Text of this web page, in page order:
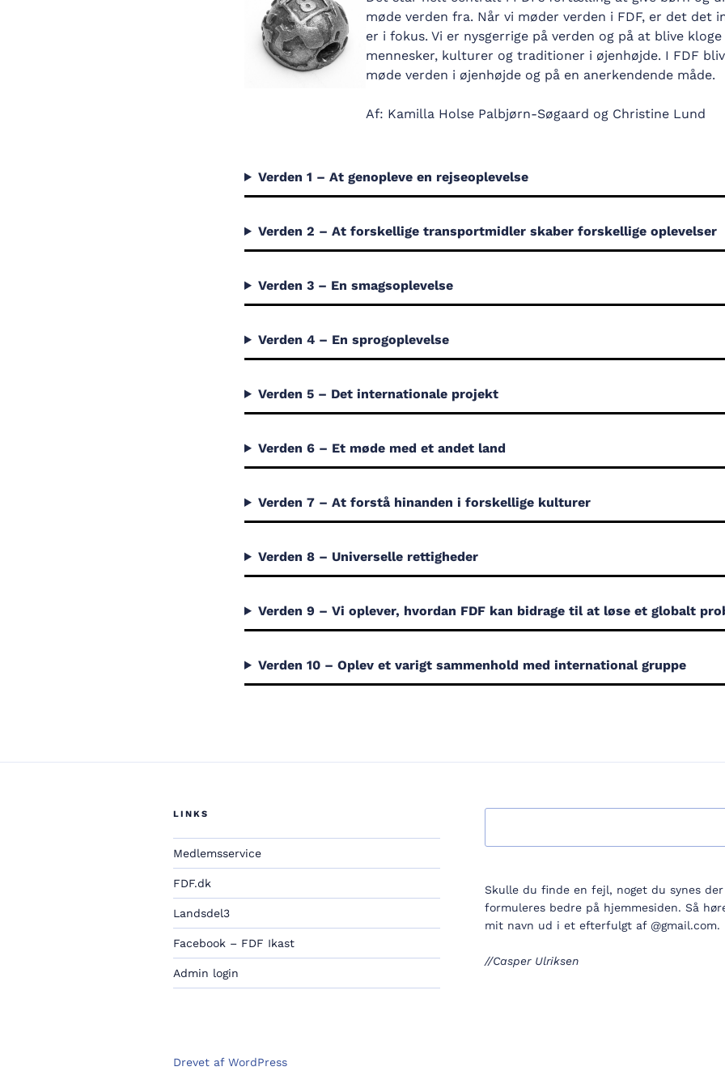
møde verden fra. Når vi møder verden i FDF, er det det
er i fokus. Vi er nysgerrige på verden og på at blive
mennesker, kulturer og traditioner i øjenhøjde. I FDF
møde verden i øjenhøjde og på en anerkendende måde.
Af: Kamilla Holse Palbjørn-Søgaard og Christine Lund
Verden 1 – At genopleve en rejseoplevelse
Verden 2 – At forskellige transportmidler skaber forskellige oplevelser
Verden 3 – En smagsoplevelse
Verden 4 – En sprogoplevelse
Verden 5 – Det internationale projekt
Verden 6 – Et møde med et andet land
Verden 7 – At forstå hinanden i forskellige kulturer
Verden 8 – Universelle rettigheder
Verden 9 – Vi oplever, hvordan FDF kan bidrage til at løse et globalt
Verden 10 – Oplev et varigt sammenhold med international gruppe
LINKS
Medlemsservice
FDF.dk
Landsdel3
Facebook – FDF Ikast
Admin login
Skulle du finde en fejl, noget du synes
formuleres bedre på hjemmesiden. Så
mit navn ud i et efterfulgt af @gmail.com.
//Casper Ulriksen
Drevet af WordPress